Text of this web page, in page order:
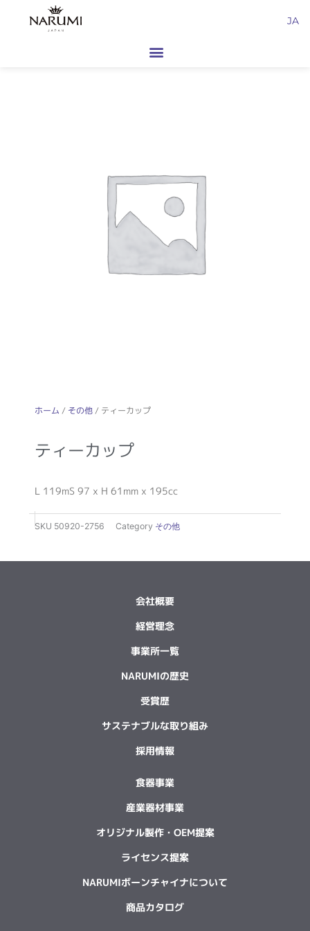
JA
ホーム / その他/ ティーカップ
ティーカップ
L 119mS 97 x H 61mm x 195cc
SKU 50920-2756 Category その他
会社概要
経営理念
事業所一覧
NARUMIの歴史
受賞歴
サステナブルな取り組み
採用情報
食器事業
産業器材事業
オリジナル製作・OEM提案
ライセンス提案
NARUMIボーンチャイナについて
商品カタログ